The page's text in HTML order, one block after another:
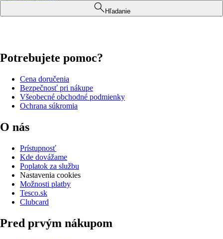
Hľadanie
Potrebujete pomoc?
Cena doručenia
Bezpečnosť pri nákupe
Všeobecné obchodné podmienky
Ochrana súkromia
O nás
Prístupnosť
Kde dovážame
Poplatok za službu
Nastavenia cookies
Možnosti platby
Tesco.sk
Clubcard
Pred prvým nákupom